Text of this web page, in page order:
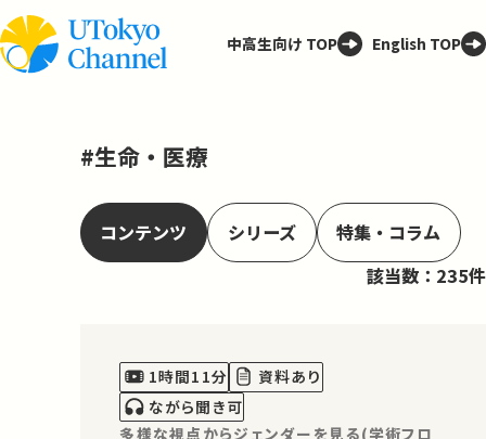
中高生向け TOP English TOP
#生命・医療
コンテンツ シリーズ
特集・コラム
該当数：235件
1時間11分
資料あり
ながら聞き可
多様な視点からジェンダーを見る(学術フロ